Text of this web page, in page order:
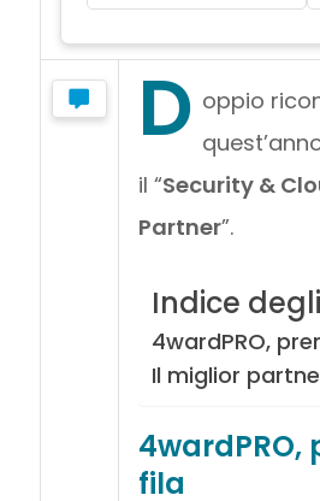
D oppio
il “Security &
Partner”.
Indice
4wardPRO,
Il miglior
fila